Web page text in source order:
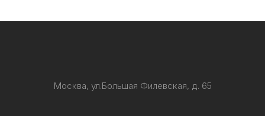
Москва, ул.Большая Филевская, д. 65